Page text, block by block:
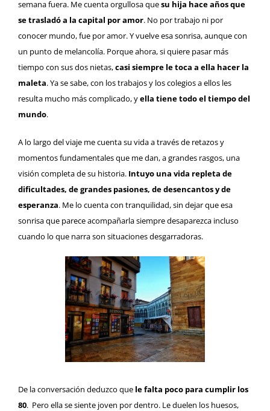
semana fuera. Me cuenta orgullosa quesu hija hace años que
se trasladó a la capital por amor. No por trabajo ni por
conocer mundo, fue por amor. Y vuelve esa sonrisa, aunque con
un punto de melancolía. Porque ahora, si quiere pasar más
tiempo con sus dos nietas,casi siempre le toca a ella hacer la
maleta. Ya se sabe, con los trabajos y los colegios a ellos les
resulta mucho más complicado, yella tiene todo el tiempo del
mundo.
A lo largo del viaje me cuenta su vida a través de retazos y
momentos fundamentales que me dan, a grandes rasgos, una
visión completa de su historia. Intuyo una vida repleta de
dificultades, de grandes pasiones, de desencantos y de
esperanza. Me lo cuenta con tranquilidad, sin dejar que esa
sonrisa que parece acompañarla siempre desaparezca incluso
cuando lo que narra son situaciones desgarradoras.
De la conversación deduzco que le falta poco para cumplir los
80. Pero ella se siente joven por dentro. Le duelen los huesos,